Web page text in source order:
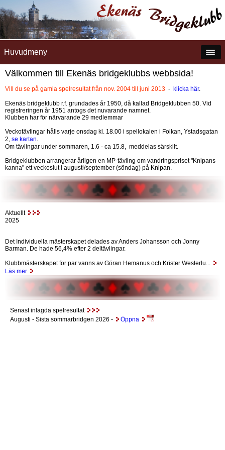
Huvudmeny
Välkommen till Ekenäs bridgeklubbs webbsida!
Vill du se på gamla spelresultat från nov. 2004 till juni 2013 - klicka här.
Ekenäs bridgeklubb r.f. grundades år 1950, då kallad Bridgeklubben 50. Vid
registreringen år 1951 antogs det nuvarande namnet.
Klubben har för närvarande 29 medlemmar
Veckotävlingar hålls varje onsdag kl. 18.00 i spellokalen i Folkan, Ystadsgatan
2, se kartan
Om tävlingar under sommaren, 1.6 - ca 15.8, meddelas särskilt.
Bridgeklubben arrangerar årligen en MP-tävling om vandringspriset "Knipans
kanna" ett veckoslut i augusti/september (söndag) på Knipan.
Aktuellt
2025
Det Individuella mästerskapet delades av Anders Johansson och Jonny
Barman. De hade 56,4% efter 2 deltävlingar.
Klubbmästerskapet för par vanns av Göran Hemanus och Krister Westerlu...
Läs mer
Senast inlagda spelresultat
Augusti - Sista sommarbridgen 2026 - Öppna